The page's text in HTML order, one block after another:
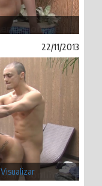
22/11/2013
Visualizar